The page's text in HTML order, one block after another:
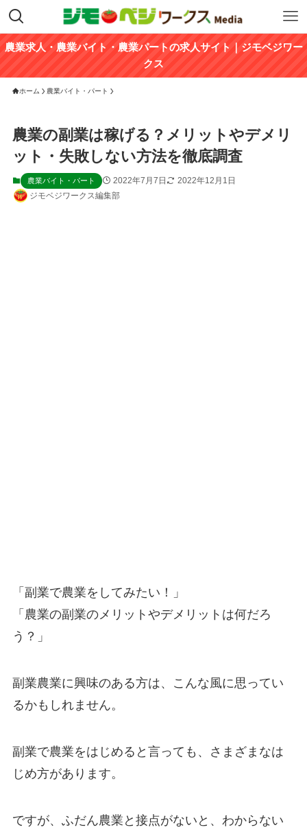
農業求人・農業バイト・農業パートの求人サイト｜ジモベジワー
クス
ホーム 農業バイト・パート
農業の副業は稼げる？メリットやデメリ
ット・失敗しない方法を徹底調査
農業バイト・パート 2022年7月7日
2022年12月1日
ジモベジワークス編集部
「副業で農業をしてみたい！」
「農業の副業のメリットやデメリットは何だろ
う？」
副業農業に興味のある方は、こんな風に思ってい
るかもしれません。
副業で農業をはじめると言っても、さまざまなは
じめ方があります。
ですが、ふだん農業と接点がないと、わからない